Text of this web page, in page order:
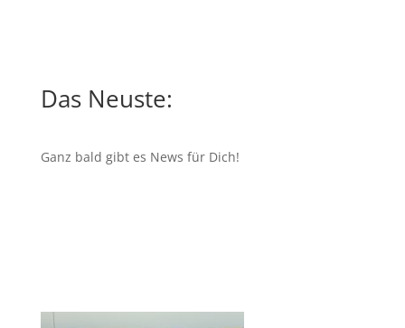
Das Neuste:
Ganz bald gibt es News für Dich!